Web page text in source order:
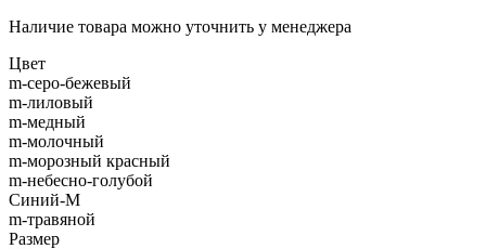
Наличие товара можно уточнить у менеджера
Цвет
m-серо-бежевый
m-лиловый
m-медный
m-молочный
m-морозный красный
m-небесно-голубой
Синий-М
m-травяной
Размер